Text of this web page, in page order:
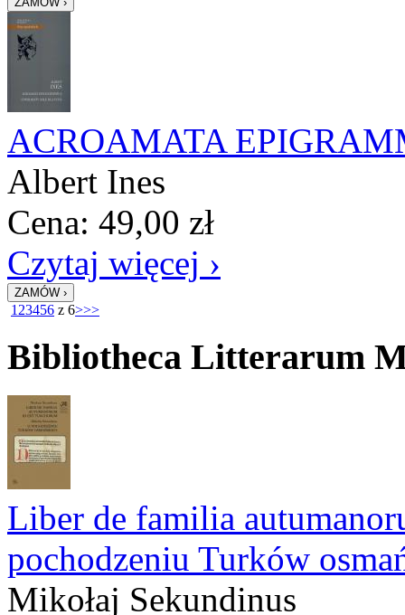
ACROAMATA
Albert Ines
Cena: 49,00 zł
Czytaj więcej ›
1 23456 z 6>>>
Bibliotheca Litterarum
Liber de familia
pochodzeniu Turków
Mikołaj Sekundinus